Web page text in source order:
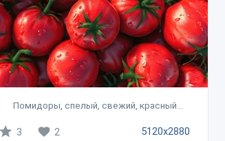
Помидоры, спелый, свежий, красный...
5120x2880
3 2